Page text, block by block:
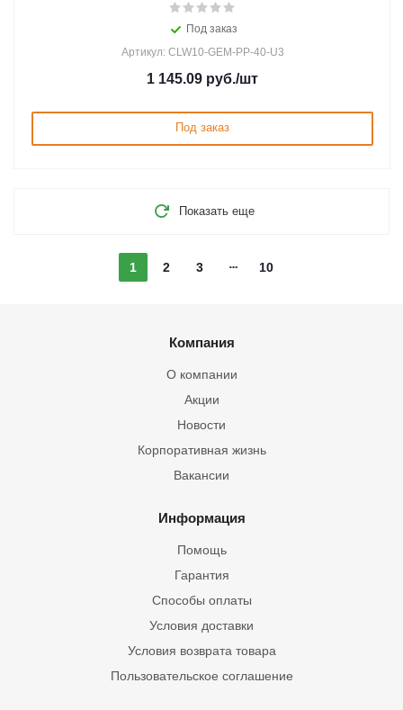
Под заказ
Артикул: CLW10-GEM-PP-40-U3
1 145.09 руб./шт
Под заказ
Показать еще
1 2 3 10
Компания
О компании
Акции
Новости
Корпоративная жизнь
Вакансии
Информация
Помощь
Гарантия
Способы оплаты
Условия доставки
Условия возврата товара
Пользовательское соглашение